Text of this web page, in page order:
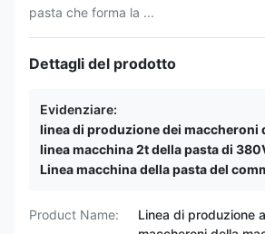
pasta che forma la ...
Dettagli del prodotto
Evidenziare:
linea di produzione dei maccheroni
linea macchina 2t della pasta di
Linea macchina della pasta del
Product Name:
Linea di produzione